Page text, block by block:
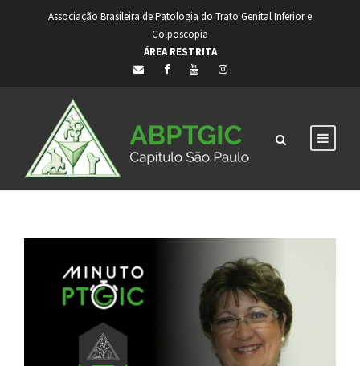
Associação Brasileira de Patologia do Trato Genital Inferior e
Colposcopia
ÁREA RESTRITA